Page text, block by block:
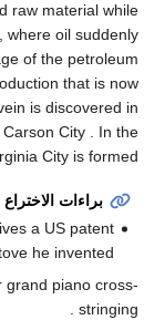
raw material while
where oil suddenly
of the petroleum
that is now
is discovered in
City . In the
City is formed .
براءات الاختراع
a US patent
he invented .
grand piano cross-
stringing .